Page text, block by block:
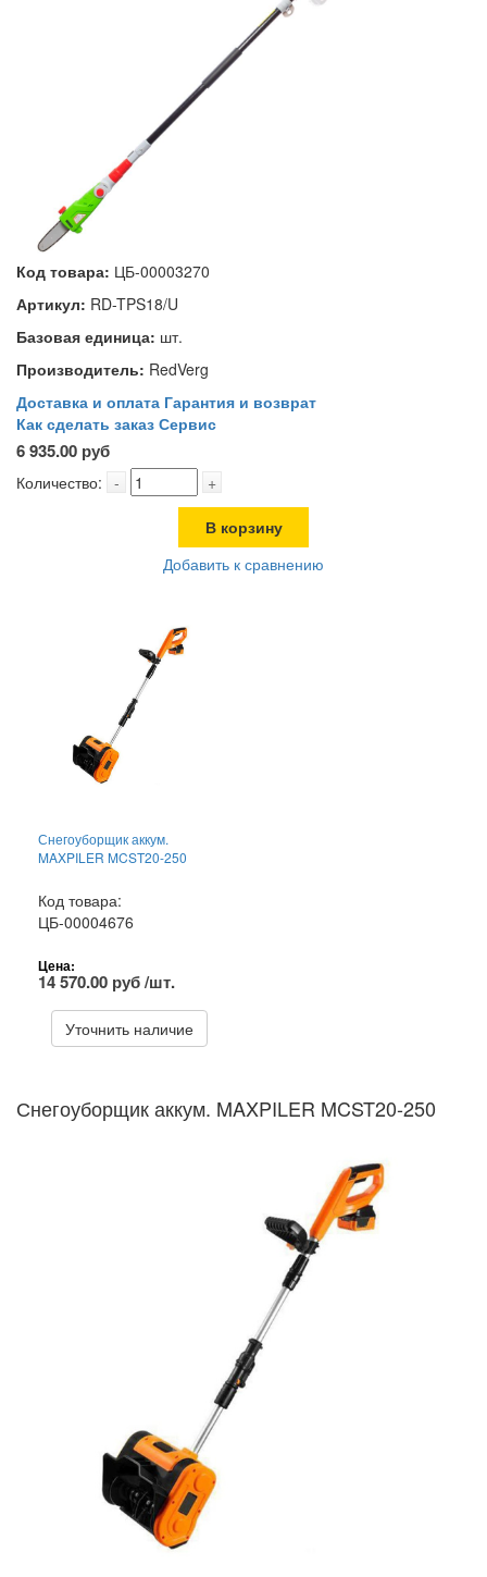
Код товара: ЦБ-00003270
Артикул: RD-TPS18/U
Базовая единица: шт.
Производитель: RedVerg
Доставка и оплата Гарантия и возврат
Как сделать заказ Сервис
6 935.00 руб
Количество: - +
В корзину
Добавить к сравнению
Снегоуборщик аккум.
MAXPILER MCST20-250
Код товара:
ЦБ-00004676
Цена:
14 570.00 руб /шт.
Уточнить наличие
Снегоуборщик аккум. MAXPILER MCST20-250